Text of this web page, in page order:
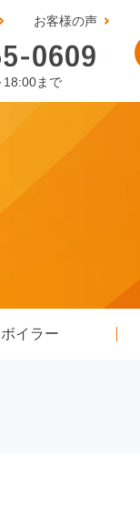
お客様の声
18:00まで
イラー